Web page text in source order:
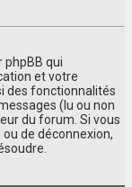
phpBB qui
et votre
des fonctionnalités
(lu ou non
du forum. Si vous
de déconnexion,